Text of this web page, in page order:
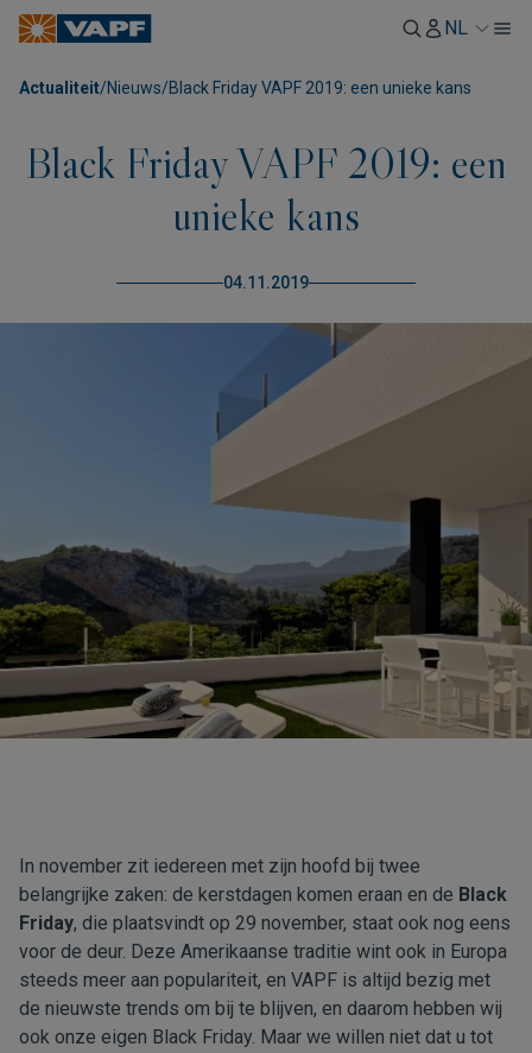
NL
Actualiteit/Nieuws/Black Friday VAPF 2019: een unieke kans
Black Friday VAPF 2019: een
unieke kans
04.11.2019
In november zit iedereen met zijn hoofd bij twee
belangrijke zaken: de kerstdagen komen eraan en de Black
Friday, die plaatsvindt op 29 november, staat ook nog eens
voor de deur. Deze Amerikaanse traditie wint ook in Europa
steeds meer aan populariteit, en VAPF is altijd bezig met
de nieuwste trends om bij te blijven, en daarom hebben wij
ook onze eigen Black Friday. Maar we willen niet dat u tot